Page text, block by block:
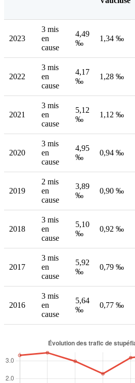
2023
3 mis
en
cause
4,49
‰
1,34 ‰
2022
3 mis
en
cause
4,17
‰
1,28 ‰
2021
3 mis
en
cause
5,12
‰
1,12 ‰
2020
3 mis
en
cause
4,95
‰
0,94 ‰
2019
2 mis
en
cause
3,89
‰
0,90 ‰
2018
3 mis
en
cause
5,10
‰
0,92 ‰
2017
3 mis
en
cause
5,92
‰
0,79 ‰
2016
3 mis
en
cause
5,64
‰
0,77 ‰